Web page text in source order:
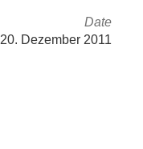
Date
20. Dezember 2011